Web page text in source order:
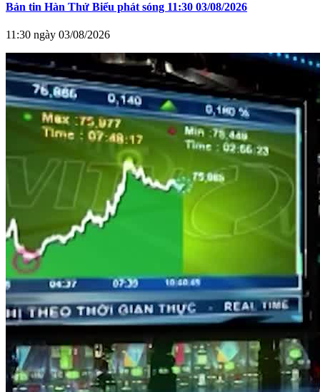
Bản tin Hàn Thử Biểu phát sóng 11:30 03/08/2026
11:30 ngày 03/08/2026